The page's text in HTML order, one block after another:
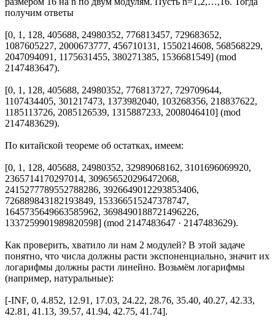
получим ответы
[0, 1, 128, 405688, 24980352, 776813457, 729683652,
1087605227, 2000673777, 456710131, 1550214608, 568568229,
2047094091, 1175631455, 380271385, 1536681549] (mod
2147483647).
[0, 1, 128, 405688, 24980352, 776813727, 729709644,
1107434405, 301217473, 1373982040, 103268356, 218837622,
1185113726, 2085126539, 1315887233, 2008046410] (mod
2147483629).
По китайской теореме об остатках, имеем:
[0, 1, 128, 405688, 24980352, 32989068162, 3101696069920,
2365714170297014, 309656520296472068,
2415277789552788286, 3926649012293853406,
726889843182193849, 153366515247378747,
1645735649663585962, 3698490188721496226,
1337259901989820598] (mod 2147483647 · 2147483629).
Как проверить, хватило ли нам 2 модулей? В этой задаче
понятно, что числа должны расти экспоненциально, значит их
логарифмы должны расти линейно. Возьмём логарифмы
(например, натуральные):
[-INF, 0, 4.852, 12.91, 17.03, 24.22, 28.76, 35.40, 40.27, 42.33,
42.81, 41.13, 39.57, 41.94, 42.75, 41.74].